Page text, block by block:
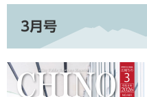
3月号